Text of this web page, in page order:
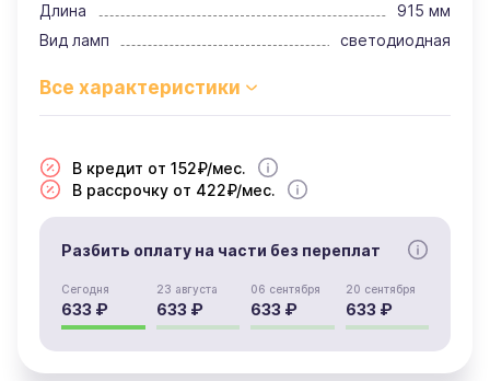
Длина
915 мм
Вид ламп
светодиодная
В кредит от 152₽/мес.
В рассрочку от 422₽/мес.
Разбить оплату на части без переплат
Сегодня
633 ₽
23 августа
633 ₽
06 сентября
633 ₽
20 сентября
633 ₽